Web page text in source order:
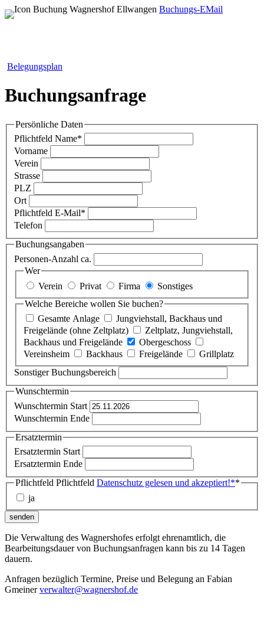
Buchungs-EMail
Belegungsplan
Buchungsanfrage
Persönliche Daten
Pflichtfeld Name*
Vorname
Verein
Strasse
PLZ
Ort
Pflichtfeld E-Mail*
Telefon
Buchungsangaben
Personen-Anzahl ca.
Wer
Verein
Privat Firma
Sonstiges
Welche Bereiche wollen Sie buchen?
Gesamte Anlage
Jungviehstall, Backhaus und
Freigelände (ohne Zeltplatz)
Zeltplatz, Jungviehstall,
Backhaus und Freigelände
Obergeschoss
Vereinsheim
Backhaus Freigelände
Grillplatz
Sonstiger Buchungsbereich
Wunschtermin
Wunschtermin Start
Wunschtermin Ende
Ersatztermin
Ersatztermin Start
Ersatztermin Ende
Pflichtfeld Pflichtfeld Datenschutz gelesen und akzeptiert!**
ja
senden
Die Verwaltung des Wagnershofes erfolgt ehrenamtlich, die
Bearbeitungsdauer von Buchungsanfragen kann bis zu 14 Tagen
dauern.
Anfragen bezüglich Termine, Preise und Belegung an Fabian
Gmeinerverwalter@wagnershof.de